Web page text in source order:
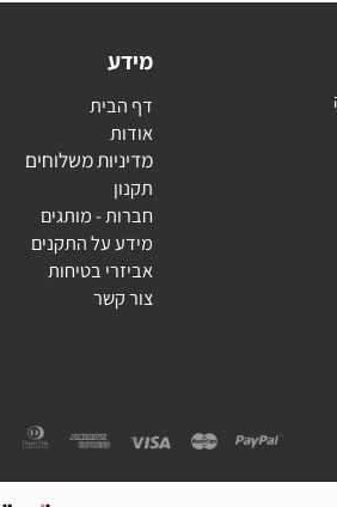
מידע
דף הבית
אודות
מדיניות משלוחים
תקנון
חברות - מותגים
מידע על התקנים